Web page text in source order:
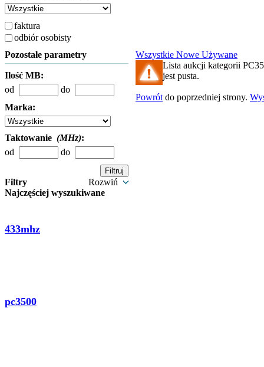
faktura
odbiór osobisty
Pozostałe parametry
Ilość MB:
od
do
Marka:
Taktowanie (MHz):
od
do
Filtry
Rozwiń
Najczęściej wyszukiwane
433mhz
pc3500
Wszystkie Nowe Używane
Lista aukcji kategorii
jest pusta.
Powrót do poprzedniej strony.